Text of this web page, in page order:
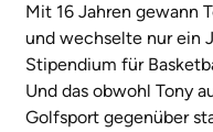
Mit 16 Jahren gewann
und wechselte nur ein
Stipendium für
Und das obwohl Tony
Golfsport gegenüber